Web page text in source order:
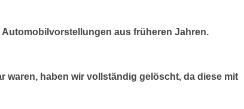
aus früheren Jahren.
waren, haben wir vollständig gelöscht, da diese mit